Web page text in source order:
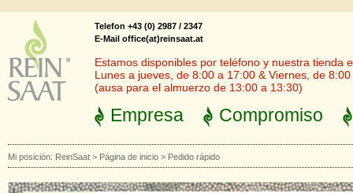
Telefon +43 (0) 2987 / 2347
E-Mail office(at)reinsaat.at
Estamos disponibles por teléfono y nuestra tienda
Lunes a jueves, de 8:00 a 17:00 & Viernes, de
(ausa para el almuerzo de 13:00 a 13:30)
Empresa Compromiso
Mi posición: ReinSaat > Página de inicio > Pedido rápido